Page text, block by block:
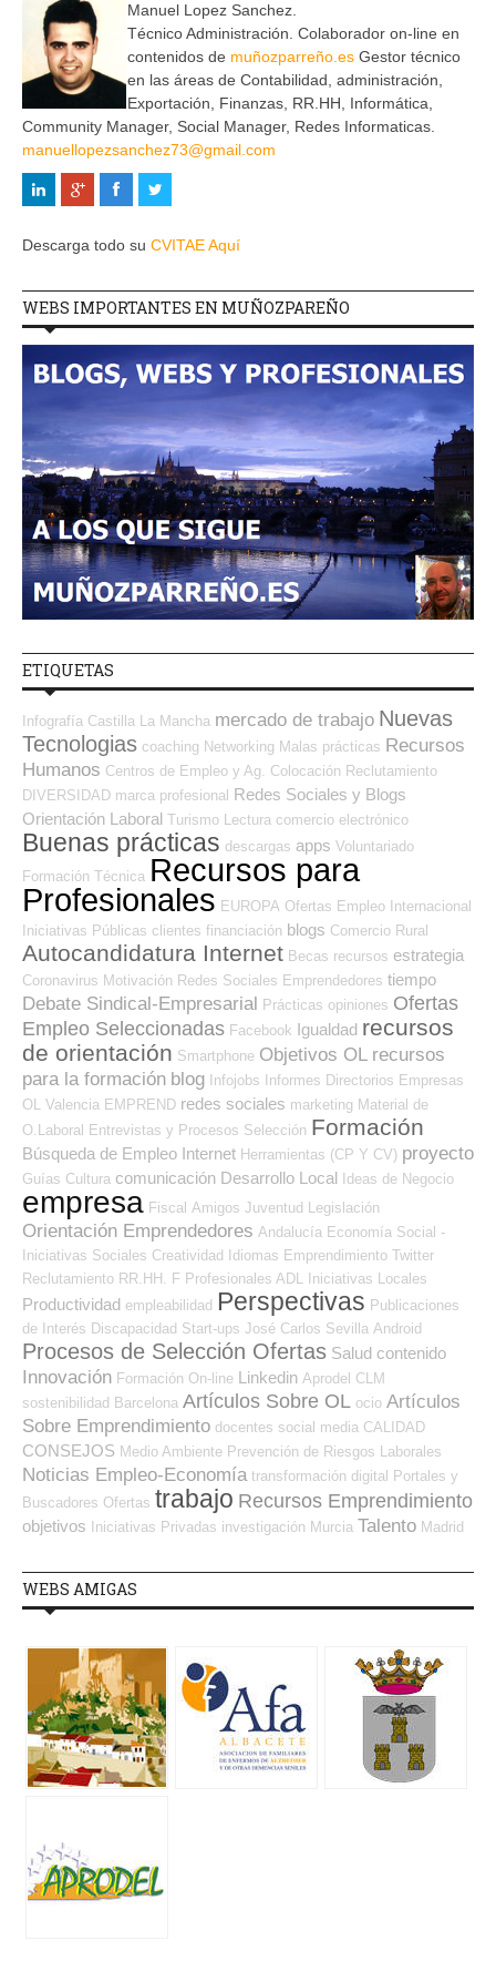
Manuel Lopez Sanchez.
Técnico Administración. Colaborador on-line en
contenidos de muñozparreño.es Gestor técnico
en las áreas de Contabilidad, administración,
Exportación, Finanzas, RR.HH, Informática,
Community Manager, Social Manager, Redes Informaticas.
manuellopezsanchez73@gmail.com
Descarga todo su CVITAE Aquí
WEBS IMPORTANTES EN MUÑOZPAREÑO
ETIQUETAS
Infografía Castilla La Mancha mercado de trabajo Nuevas
Tecnologias coaching Networking Malas prácticas Recursos
Humanos Centros de Empleo y Ag. Colocación Reclutamiento
DIVERSIDAD marca profesional Redes Sociales y Blogs
Orientación Laboral Turismo Lectura comercio electrónico
Buenas prácticas descargas apps Voluntariado
Formación Técnica Recursos para
Profesionales EUROPA Ofertas Empleo Internacional
Iniciativas Públicas clientes financiación blogs Comercio Rural
Autocandidatura Internet Becas recursos estrategia
Coronavirus Motivación Redes Sociales Emprendedores tiempo
Debate Sindical-Empresarial Prácticas opiniones Ofertas
Empleo Seleccionadas Facebook Igualdad recursos
de orientación Smartphone Objetivos OL recursos
para la formación blog Infojobs Informes Directorios Empresas
OL Valencia EMPREND redes sociales marketing Material de
O.Laboral Entrevistas y Procesos Selección Formación
Búsqueda de Empleo Internet Herramientas (CP Y CV) proyecto
Guías Cultura comunicación Desarrollo Local Ideas de Negocio
empresa Fiscal Amigos Juventud Legislación
Orientación Emprendedores Andalucía Economía Social -
Iniciativas Sociales Creatividad Idiomas Emprendimiento Twitter
Reclutamiento RR.HH. F Profesionales ADL Iniciativas Locales
Productividad empleabilidad Perspectivas Publicaciones
de Interés Discapacidad Start-ups José Carlos Sevilla Android
Procesos de Selección Ofertas Salud contenido
Innovación Formación On-line Linkedin Aprodel CLM
sostenibilidad Barcelona Artículos Sobre OL ocio Artículos
Sobre Emprendimiento docentes social media CALIDAD
CONSEJOS Medio Ambiente Prevención de Riesgos Laborales
Noticias Empleo-Economía transformación digital Portales y
Buscadores Ofertas trabajo Recursos Emprendimiento
objetivos Iniciativas Privadas investigación Murcia Talento Madrid
WEBS AMIGAS